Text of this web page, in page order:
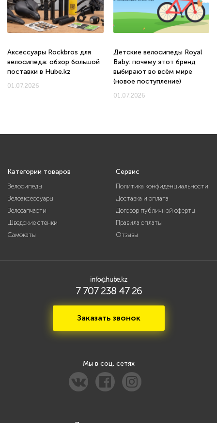
Аксессуары Rockbros для
велосипеда: обзор большой
поставки в Hube.kz
01.07.2026
Детские велосипеды Royal
Baby: почему этот бренд
выбирают во всём мире
(новое поступление)
01.07.2026
Категории товаров
Велосипеды
Велоаксессуары
Велозапчасти
Шведские стенки
Самокаты
Сервис
Политика конфиденциальности
Доставка и оплата
Договор публичной оферты
Правила оплаты
Отзывы
info@hube.kz
7 707 238 47 26
Заказать звонок
Мы в соц. сетях